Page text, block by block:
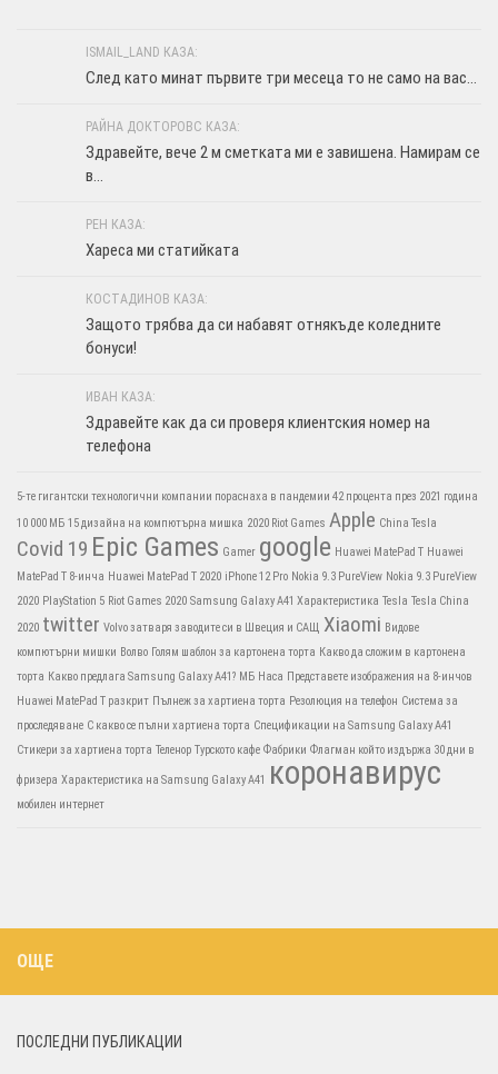
ISMAIL_LAND КАЗА:
След като минат първите три месеца то не само на вас...
РАЙНА ДОКТОРОВС КАЗА:
Здравейте, вече 2 м сметката ми е завишена. Намирам се
в...
РЕН КАЗА:
Хареса ми статийката
КОСТАДИНОВ КАЗА:
Защото трябва да си набавят отнякъде коледните
бонуси!
ИВАН КАЗА:
Здравейте как да си проверя клиентския номер на
телефона
5-те гигантски технологични компании пораснаха в пандемии 42 процента през 2021 година
10 000 МБ 15 дизайна на компютърна мишка 2020 Riot Games Apple China Tesla
Covid 19 Epic Games Gamer google Huawei MatePad T Huawei
MatePad T 8-инча Huawei MatePad T 2020 iPhone 12 Pro Nokia 9.3 PureView Nokia 9.3 PureView
2020 PlayStation 5 Riot Games 2020 Samsung Galaxy A41 Характеристика Tesla Tesla China
2020 twitter Volvo затваря заводите си в Швеция и САЩ Xiaomi Видове
компютърни мишки Волво Голям шаблон за картонена торта Какво да сложим в картонена
торта Какво предлага Samsung Galaxy A41? МБ Наса Представете изображения на 8-инчов
Huawei MatePad T разкрит Пълнеж за хартиена торта Резолюция на телефон Система за
проследяване С какво се пълни хартиена торта Спецификации на Samsung Galaxy A41
Стикери за хартиена торта Теленор Турското кафе Фабрики Флагман който издържа 30 дни в
фризера Характеристика на Samsung Galaxy A41 коронавирус
мобилен интернет
ОЩЕ
ПОСЛЕДНИ ПУБЛИКАЦИИ